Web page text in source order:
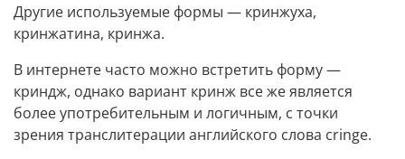
Другие используемые формы — кринжуха,
кринжатина, кринжа.
В интернете часто можно встретить форму —
криндж, однако вариант кринж все же является
более употребительным и логичным, с точки
зрения транслитерации английского слова cringe.